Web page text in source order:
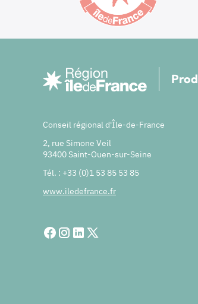
Conseil régional d'Île-de-France
2, rue Simone Veil
93400 Saint-Ouen-sur-Seine
Tél. : +33 (0)1 53 85 53 85
www.iledefrance.fr